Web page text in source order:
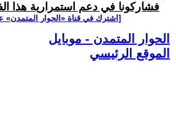
فشاركونا في دعم استمرارية هذا
[اشترك في قناة ‫«الحوار المتمدن»
الحوار المتمدن - موبايل
الموقع الرئيسي